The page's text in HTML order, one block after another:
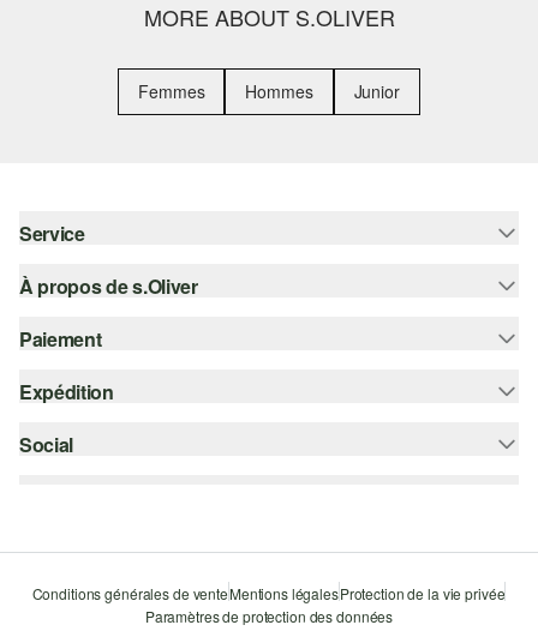
MORE ABOUT S.OLIVER
Femmes Hommes Junior
Service
Aide - FAQ
Guide des tailles
À propos de s.Oliver
S'abonner à la Newsletter
s.Oliver Card
Durabilité
Storefinder
Paiement
Carte de crédit
PayPal
Expédition
Suivi de colis
Social
Conditions générales de venteMentions légalesProtection de la vie privée
Paramètres de protection des données